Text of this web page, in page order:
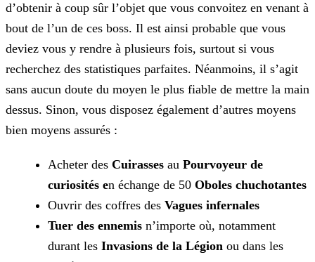
d’obtenir à coup sûr l’objet que vous convoitez en venant à
bout de l’un de ces boss. Il est ainsi probable que vous
deviez vous y rendre à plusieurs fois, surtout si vous
recherchez des statistiques parfaites. Néanmoins, il s’agit
sans aucun doute du moyen le plus fiable de mettre la main
dessus. Sinon, vous disposez également d’autres moyens
bien moyens assurés :
Acheter des Cuirasses au Pourvoyeur de
curiosités en échange de 50 Oboles chuchotantes
Ouvrir des coffres des Vagues infernales
Tuer des ennemis n’importe où, notamment
durant les Invasions de la Légion ou dans les